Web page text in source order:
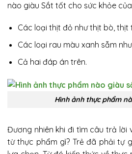
nào giàu Sắt tốt cho sức khỏe
Các loại thịt đỏ như thịt bò, thịt
Các loại rau màu xanh sẫm
Cả hai đáp án trên.
Hình ảnh thực phẩm
Đương nhiên khi đi tìm câu trả lời
từ thực phẩm gì? Trẻ đã phải tự